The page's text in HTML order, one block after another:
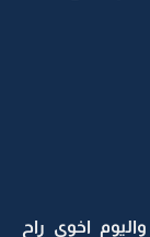
اخوي راح